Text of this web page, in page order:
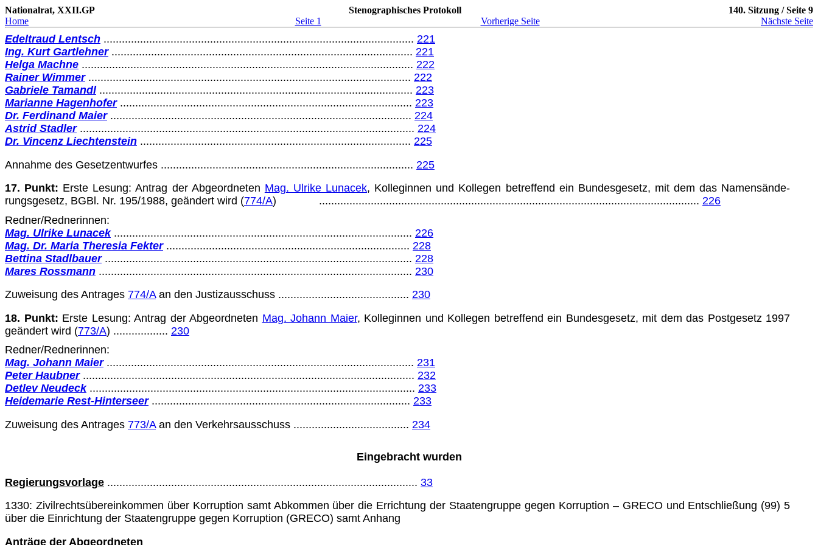
Nationalrat, XXII.GP Stenographisches Protokoll
140. Sitzung / Seite 9
Home
Seite 1 Vorherige Seite Nächste Seite
Edeltraud Lentsch ...................................................................................................... 221
Ing. Kurt Gartlehner ................................................................................................... 221
Helga Machne ............................................................................................................. 222
Rainer Wimmer .......................................................................................................... 222
Gabriele Tamandl ....................................................................................................... 223
Marianne Hagenhofer ................................................................................................ 223
Dr. Ferdinand Maier ................................................................................................... 224
Astrid Stadler .............................................................................................................. 224
Dr. Vincenz Liechtenstein ......................................................................................... 225
Annahme des Gesetzentwurfes ................................................................................... 225
17. Punkt: Erste Lesung: Antrag der Abgeordneten Mag. Ulrike Lunacek, Kolle­ginnen und Kollegen betreffend ein Bundesgesetz, mit dem das Namensände­
rungsgesetz, BGBl. Nr. 195/1988, geändert wird (774/A) ............................................................................................................................. 226
Redner/Rednerinnen:
Mag. Ulrike Lunacek .................................................................................................. 226
Mag. Dr. Maria Theresia Fekter ................................................................................ 228
Bettina Stadlbauer ..................................................................................................... 228
Mares Rossmann ....................................................................................................... 230
Zuweisung des Antrages 774/Aan den Justizausschuss ........................................... 230
18. Punkt: Erste Lesung: Antrag der Abgeordneten Mag. Johann Maier, Kollegin­nen und Kollegen betreffend ein Bundesgesetz, mit dem das Postgesetz 1997
geändert wird (773/A) .................. 230
Redner/Rednerinnen:
Mag. Johann Maier ..................................................................................................... 231
Peter Haubner ............................................................................................................. 232
Detlev Neudeck ........................................................................................................... 233
Heidemarie Rest-Hinterseer ..................................................................................... 233
Zuweisung des Antrages 773/Aan den Verkehrsausschuss ...................................... 234
Eingebracht wurden
Regierungsvorlage ...................................................................................................... 33
1330: Zivilrechtsübereinkommen über Korruption samt Abkommen über die Errichtung der Staatengruppe gegen Korruption – GRECO und Entschlie­ßung (99) 5
über die Einrichtung der Staatengruppe gegen Korruption (GRECO) samt Anhang
Anträge der Abgeordneten